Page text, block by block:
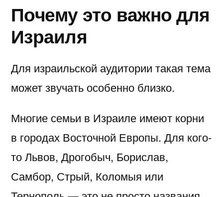
Почему это важно для
Израиля
Для израильской аудитории такая тема
может звучать особенно близко.
Многие семьи в Израиле имеют корни
в городах Восточной Европы. Для кого-
то Львов, Дрогобыч, Борислав,
Самбор, Стрый, Коломыя или